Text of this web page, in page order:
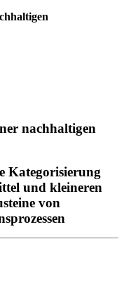
nachhaltigen
Kategorisierung
und kleineren
von